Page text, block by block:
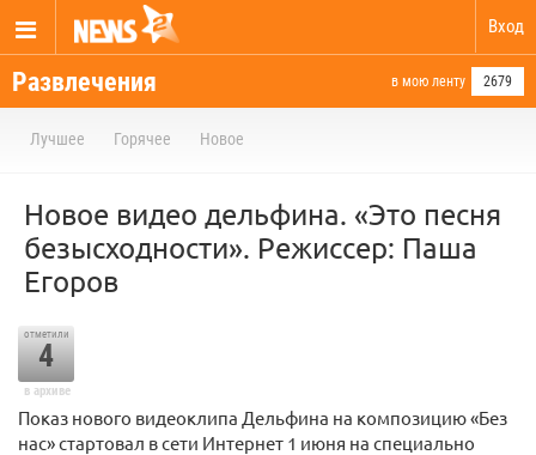
Вход
Развлечения в мою ленту 2679
Лучшее Горячее Новое
Новое видео дельфина. «Это песня
безысходности». Режиссер: Паша
Егоров
отметили
4
в архиве
Показ нового видеоклипа Дельфина на композицию «Без
нас» стартовал в сети Интернет 1 июня на специально